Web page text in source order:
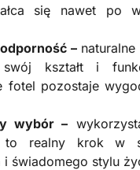
się nawet po
–naturalne
swój kształt i
fotel pozostaje
wybór –
to realny krok w
i świadomego stylu